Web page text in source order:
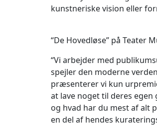
kunstneriske vision eller
“De Hovedløse” på Teater
“Vi arbejder med
spejler den moderne
præsenterer vi kun
at lave noget til deres
og hvad har du mest af alt
en del af hendes